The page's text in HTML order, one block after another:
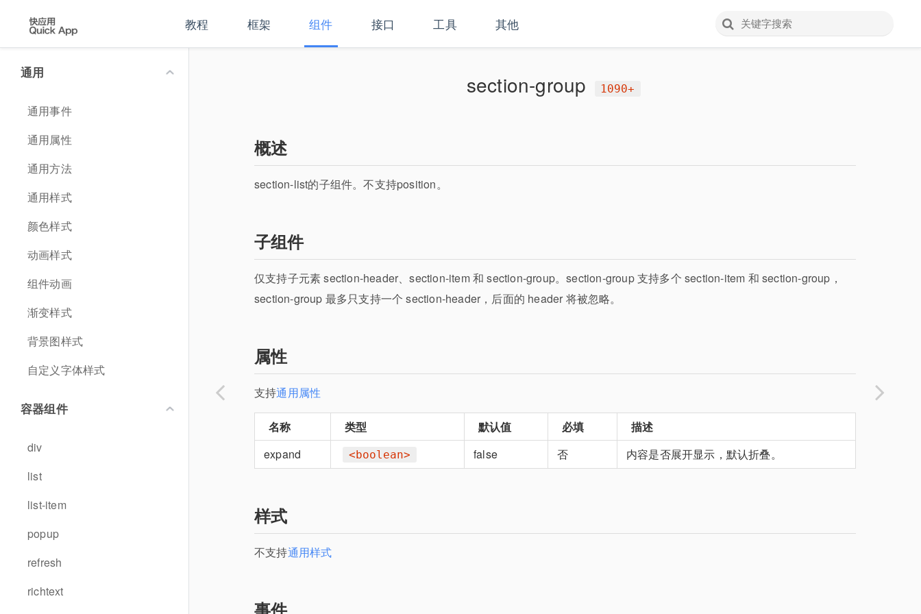
教程 框架 组件 接口 工具 其他
通用
通用事件
通用属性
通用方法
通用样式
颜色样式
动画样式
组件动画
渐变样式
背景图样式
自定义字体样式
容器组件
div
list
list-item
popup
refresh
richtext
section-group 1090+
概述
section-list的子组件。不支持position。
子组件
仅支持子元素 section-header、section-item 和 section-group。section-group 支持多个 section-item 和 section-group，
section-group 最多只支持一个 section-header，后面的 header 将被忽略。
属性
支持通用属性
名称 类型 默认值 必填
描述
expand
<boolean> false 否 内容是否展开显示，默认折叠。
样式
不支持通用样式
事件